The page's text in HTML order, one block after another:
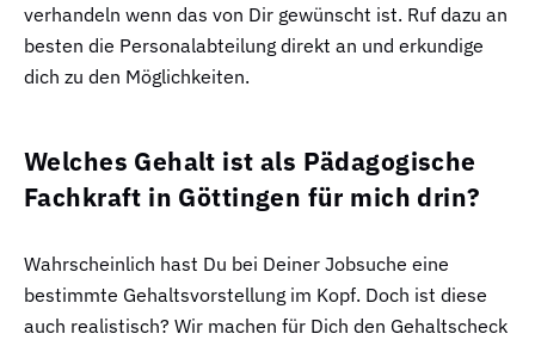
verhandeln wenn das von Dir gewünscht ist. Ruf dazu an
besten die Personalabteilung direkt an und erkundige
dich zu den Möglichkeiten.
Welches Gehalt ist als Pädagogische
Fachkraft in Göttingen für mich drin?
Wahrscheinlich hast Du bei Deiner Jobsuche eine
bestimmte Gehaltsvorstellung im Kopf. Doch ist diese
auch realistisch? Wir machen für Dich den Gehaltscheck